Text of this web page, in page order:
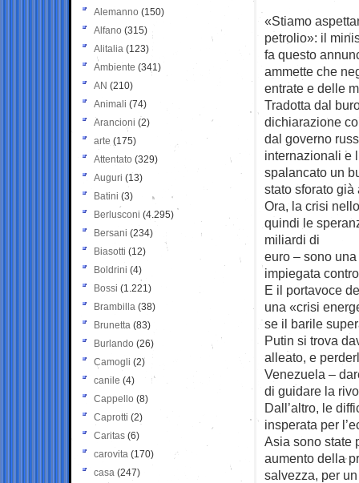
«Stiamo
petrolio»: il
fa questo
ammette che
entrate e delle
Tradotta dal
dichiarazione
dal governo
internazionali e
spalancato un
stato sforato già
Ora, la crisi
quindi le
miliardi di
euro – sono
impiegata
E il portavoce
una «crisi
se il barile
Putin si trova
alleato, e
Venezuela –
di guidare la
Dall’altro, le
insperata per
Asia sono state
aumento della
salvezza, per
Alemanno (150)
Alfano (315)
Alitalia (123)
Ambiente (341)
AN (210)
Animali (74)
Arancioni (2)
arte (175)
Attentato (329)
Auguri (13)
Batini (3)
Berlusconi (4.295)
Bersani (234)
Biasotti (12)
Boldrini (4)
Bossi (1.221)
Brambilla (38)
Brunetta (83)
Burlando (26)
Camogli (2)
canile (4)
Cappello (8)
Caprotti (2)
Caritas (6)
carovita (170)
casa (247)